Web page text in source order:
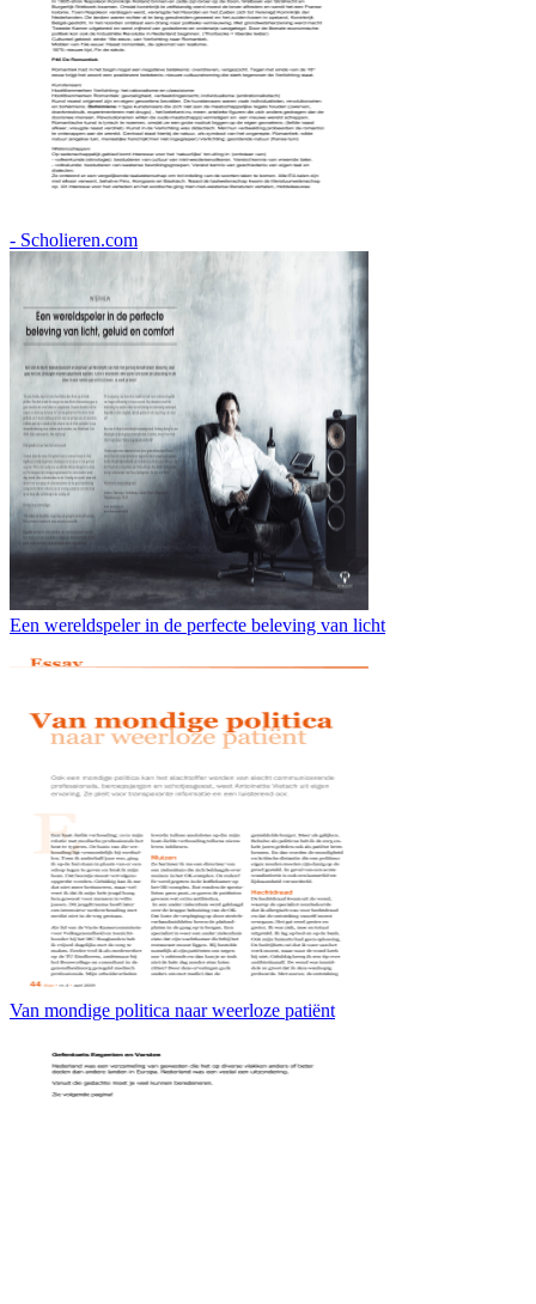
- Scholieren.com
Een wereldspeler in de perfecte beleving van licht
Van mondige politica naar weerloze patiënt